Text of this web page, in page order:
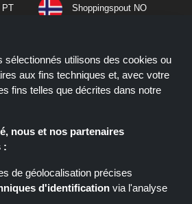
PT Shoppingspout NO
après avoir cliqué sur les liens de ce site,
une commission d'affiliation sur le site que
sélectionnés utilisons des cookies ou
aux fins techniques et, avec votre
fins telles que décrites dans notre
nous et nos partenaires
:
de géolocalisation précises
d'identification via l'analyse